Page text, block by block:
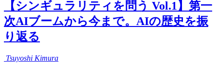
【シンギュラリティを問う Vol.1】第一
次AIブームから今まで。AIの歴史を振
り返る
Tsuyoshi Kimura